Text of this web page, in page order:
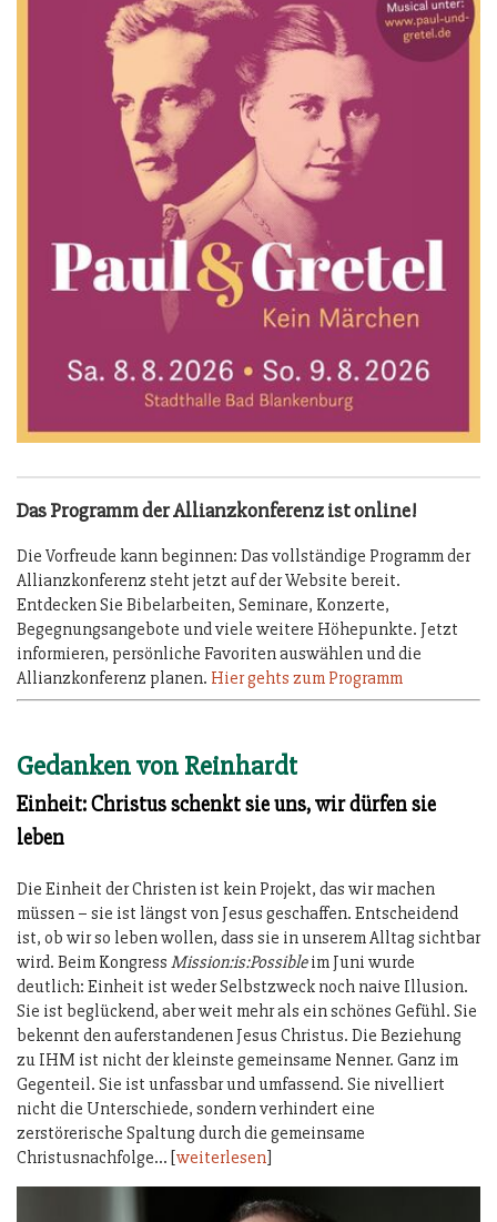
Das Programm der Allianzkonferenz ist online!
Die Vorfreude kann beginnen: Das vollständige Programm der
Allianzkonferenz steht jetzt auf der Website bereit.
Entdecken Sie Bibelarbeiten, Seminare, Konzerte,
Begegnungsangebote und viele weitere Höhepunkte. Jetzt
informieren, persönliche Favoriten auswählen und die
Allianzkonferenz planen. Hier gehts zum Programm
Gedanken von Reinhardt
Einheit: Christus schenkt sie uns, wir dürfen sie
leben
Die Einheit der Christen ist kein Projekt, das wir machen
müssen – sie ist längst von Jesus geschaffen. Entscheidend
ist, ob wir so leben wollen, dass sie in unserem Alltag sichtbar
wird. Beim Kongress Mission:is:Possibleim Juni wurde
deutlich: Einheit ist weder Selbstzweck noch naive Illusion.
Sie ist beglückend, aber weit mehr als ein schönes Gefühl. Sie
bekennt den auferstandenen Jesus Christus. Die Beziehung
zu IHM ist nicht der kleinste gemeinsame Nenner. Ganz im
Gegenteil. Sie ist unfassbar und umfassend. Sie nivelliert
nicht die Unterschiede, sondern verhindert eine
zerstörerische Spaltung durch die gemeinsame
Christusnachfolge… [weiterlesen]